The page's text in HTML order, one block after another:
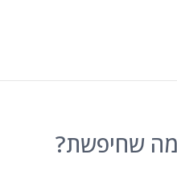
שחיפשת?